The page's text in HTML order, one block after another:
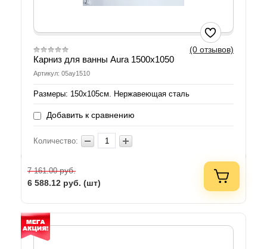
(0 отзывов)
Карниз для ванны Aura 1500x1050
Артикул: 05ау1510
Размеры: 150х105см. Нержавеющая сталь
Добавить к сравнению
Количество:
7 161.00руб.
6 588.12 руб. (шт)